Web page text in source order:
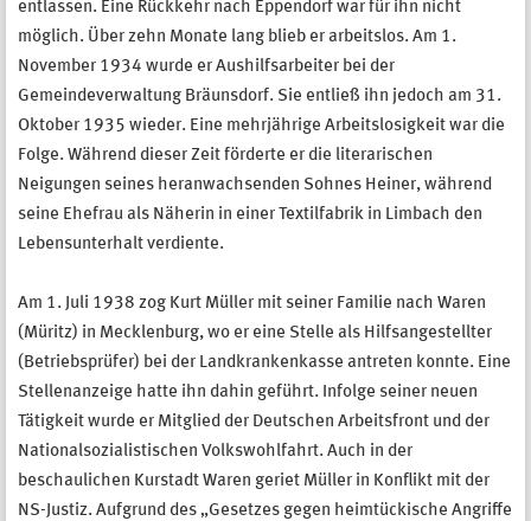
entlassen. Eine Rückkehr nach Eppendorf war für ihn nicht
möglich. Über zehn Monate lang blieb er arbeitslos. Am 1.
November 1934 wurde er Aushilfsarbeiter bei der
Gemeindeverwaltung Bräunsdorf. Sie entließ ihn jedoch am 31.
Oktober 1935 wieder. Eine mehrjährige Arbeitslosigkeit war die
Folge. Während dieser Zeit förderte er die literarischen
Neigungen seines heranwachsenden Sohnes Heiner, während
seine Ehefrau als Näherin in einer Textilfabrik in Limbach den
Lebensunterhalt verdiente.
Am 1. Juli 1938 zog Kurt Müller mit seiner Familie nach Waren
(Müritz) in Mecklenburg, wo er eine Stelle als Hilfsangestellter
(Betriebsprüfer) bei der Landkrankenkasse antreten konnte. Eine
Stellenanzeige hatte ihn dahin geführt. Infolge seiner neuen
Tätigkeit wurde er Mitglied der Deutschen Arbeitsfront und der
Nationalsozialistischen Volkswohlfahrt. Auch in der
beschaulichen Kurstadt Waren geriet Müller in Konflikt mit der
NS-Justiz. Aufgrund des „Gesetzes gegen heimtückische Angriffe